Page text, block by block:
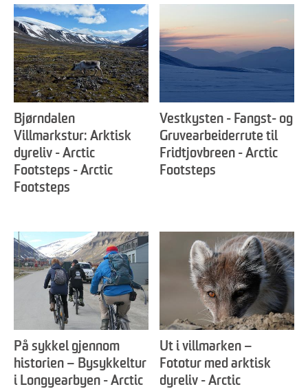
Bjørndalen
Villmarkstur: Arktisk
dyreliv - Arctic
Footsteps - Arctic
Footsteps
Vestkysten - Fangst- og
Gruvearbeiderrute til
Fridtjovbreen - Arctic
Footsteps
På sykkel gjennom
historien – Bysykkeltur
i Longyearbyen - Arctic
Ut i villmarken –
Fototur med arktisk
dyreliv - Arctic